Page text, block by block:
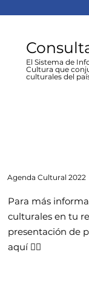
El Sistema de
Cultura que
culturales del
Agenda Cultural 2022
Para más
culturales en tu
presentación de
aquí 👇🏻